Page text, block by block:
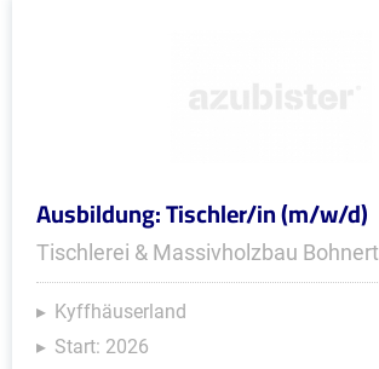
Ausbildung: Tischler/in (m/w/d)
Tischlerei & Massivholzbau Bohnert
Kyffhäuserland
Start: 2026